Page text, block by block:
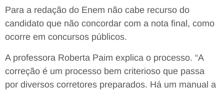
Para a redação do Enem não cabe recurso do
candidato que não concordar com a nota final, como
ocorre em concursos públicos.
A professora Roberta Paim explica o processo. “A
correção é um processo bem criterioso que passa
por diversos corretores preparados. Há um manual a